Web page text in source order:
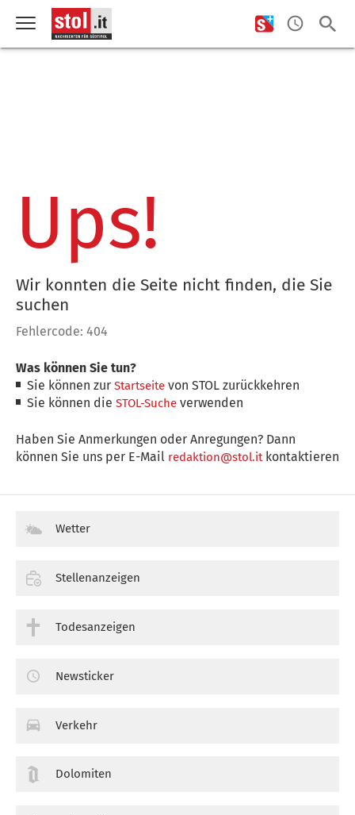
Ups!
Wir konnten die Seite nicht finden, die Sie
suchen
Fehlercode: 404
Was können Sie tun?
Sie können zurStartseite von STOL zurückkehren
Sie können dieSTOL-Suche verwenden
Haben Sie Anmerkungen oder Anregungen? Dann
können Sie uns per E-Mail redaktion@stol.itkontaktieren
Wetter
Stellenanzeigen
Todesanzeigen
Newsticker
Verkehr
Dolomiten